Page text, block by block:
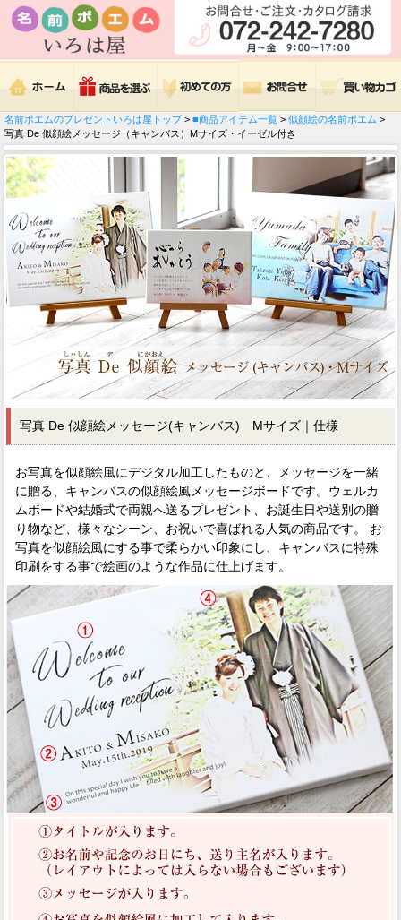
名前ポエムのプレゼントいろは屋トップ> ■商品アイテム一覧 > 似顔絵の名前ポエム >
写真 De 似顔絵メッセージ（キャンバス）Mサイズ・イーゼル付き
写真 De 似顔絵メッセージ(キャンバス) Mサイズ｜仕様
お写真を似顔絵風にデジタル加工したものと、メッセージを一緒
に贈る、キャンバスの似顔絵風メッセージボードです。ウェルカ
ムボードや結婚式で両親へ送るプレゼント、お誕生日や送別の贈
り物など、様々なシーン、お祝いで喜ばれる人気の商品です。 お
写真を似顔絵風にする事で柔らかい印象にし、キャンバスに特殊
印刷をする事で絵画のような作品に仕上げます。